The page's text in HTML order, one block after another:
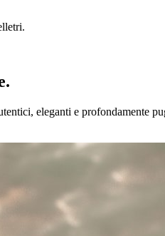
eleganti e profondamente